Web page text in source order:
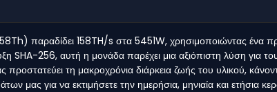
παραδίδει 158TH/s στα 5451W, χρησιμοποιώντας ένα
SHA-256, αυτή η μονάδα παρέχει μια αξιόπιστη λύση
προστατεύει τη μακροχρόνια διάρκεια ζωής του υλικού,
μας για να εκτιμήσετε την ημερήσια, μηνιαία και ετήσια